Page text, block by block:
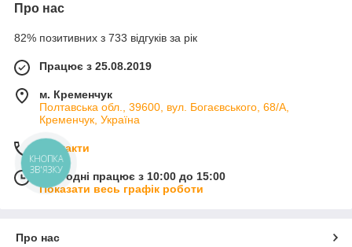
Про нас
82% позитивних з 733 відгуків за рік
Працює з 25.08.2019
м. Кременчук
Полтавська обл., 39600, вул. Богаєвського, 68/А,
Кременчук, Україна
Контакти
Сьогодні працює з 10:00 до 15:00
Показати весь графік роботи
Про нас
КНОПКА
ЗВ'ЯЗКУ